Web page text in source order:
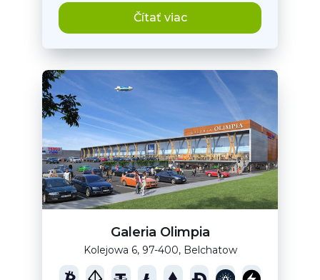
Čítať viac
Galeria Olimpia
Kolejowa 6, 97-400, Belchatow